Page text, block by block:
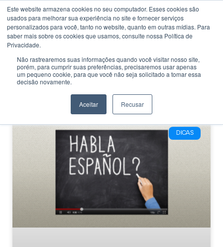
Este website armazena cookies no seu computador. Esses cookies são
usados ​​para melhorar sua experiência no site e fornecer serviços
personalizados para você, tanto no website, quanto em outras mídias. Para
saber mais sobre os cookies que usamos, consulte nossa Política de
Privacidade.
Não rastrearemos suas informações quando você visitar nosso site,
porém, para cumprir suas preferências, precisaremos usar apenas
um pequeno cookie, para que você não seja solicitado a tomar essa
decisão novamente.
Aceitar Recusar
CATEGORIA
Canal do Youtube
espanhol
DICAS